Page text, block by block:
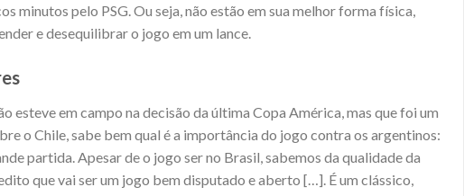
minutos pelo PSG. Ou seja, não estão em sua melhor forma física,
e desequilibrar o jogo em um lance.
esteve em campo na decisão da última Copa América, mas que foi um
o Chile, sabe bem qual é a importância do jogo contra os argentinos:
partida. Apesar de o jogo ser no Brasil, sabemos da qualidade da
que vai ser um jogo bem disputado e aberto […]. É um clássico,